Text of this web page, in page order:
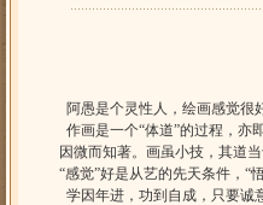
阿愚是个灵性人，绘画感觉
作画是一个“体道”的过程，亦
因微而知著。画虽小技，其道当
“感觉”好是从艺的先天条件，“
学因年进，功到自成，只要诚